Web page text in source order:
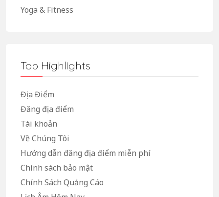
Yoga & Fitness
Top Highlights
Địa Điểm
Đăng địa điểm
Tài khoản
Về Chúng Tôi
Hướng dẫn đăng địa điểm miễn phí
Chính sách bảo mật
Chính Sách Quảng Cáo